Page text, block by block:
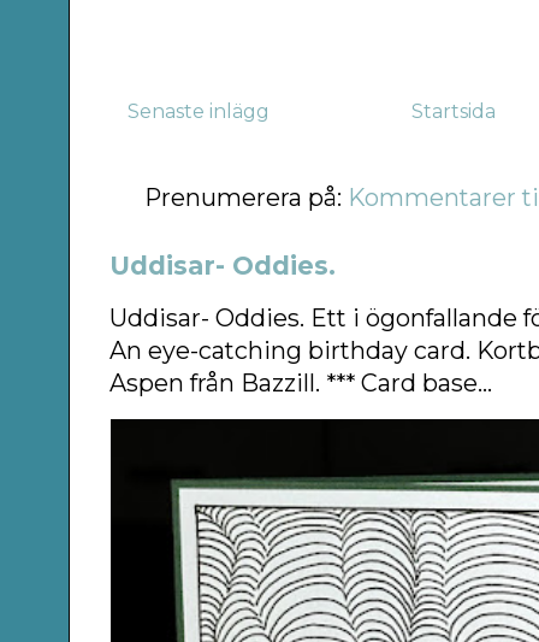
Senaste inlägg Startsida
Prenumerera på: Kommentarer
Uddisar- Oddies.
Uddisar- Oddies. Ett i ögonfallande
An eye-catching birthday card.
Aspen från Bazzill. *** Card base...